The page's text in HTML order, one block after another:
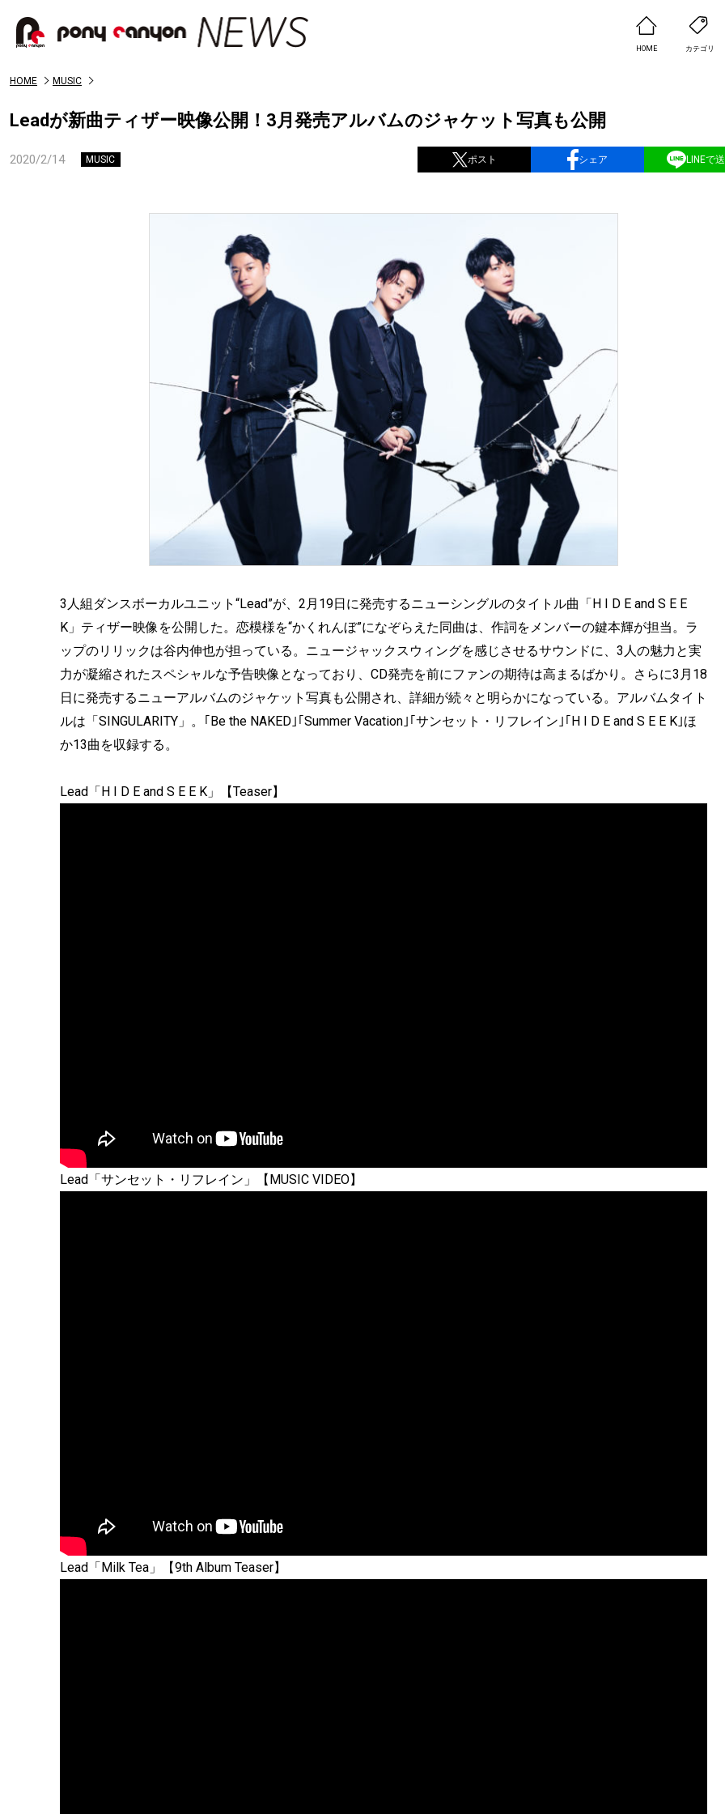
HOME カテゴリ
HOME MUSIC
Leadが新曲ティザー映像公開！3月発売アルバムのジャケット写真も公開
2020/2/14 MUSIC ポスト シェア LINEで
3人組ダンスボーカルユニット“Lead”が、2月19日に発売するニューシングルのタイトル曲「H I D E and S E E
K」ティザー映像を公開した。恋模様を“かくれんぼ”になぞらえた同曲は、作詞をメンバーの鍵本輝が担当。ラ
ップのリリックは谷内伸也が担っている。ニュージャックスウィングを感じさせるサウンドに、3人の魅力と実
力が凝縮されたスペシャルな予告映像となっており、CD発売を前にファンの期待は高まるばかり。さらに3月18
日に発売するニューアルバムのジャケット写真も公開され、詳細が続々と明らかになっている。アルバムタイト
ルは「SINGULARITY」。｢Be the NAKED｣｢Summer Vacation｣｢サンセット・リフレイン｣｢H I D E and S E E K｣ほ
か13曲を収録する。
Lead「H I D E and S E E K」【Teaser】
Lead「サンセット・リフレイン」【MUSIC VIDEO】
Lead「Milk Tea」【9th Album Teaser】